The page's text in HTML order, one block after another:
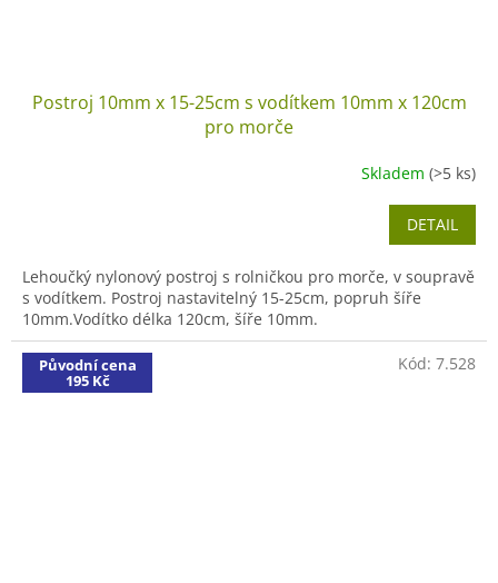
Postroj 10mm x 15-25cm s vodítkem 10mm x 120cm
pro morče
Skladem (>5 ks)
DETAIL
Lehoučký nylonový postroj s rolničkou pro morče, v soupravě
s vodítkem. Postroj nastavitelný 15-25cm, popruh šíře
10mm.Vodítko délka 120cm, šíře 10mm.
Původní cena
195 Kč
Kód: 7.528